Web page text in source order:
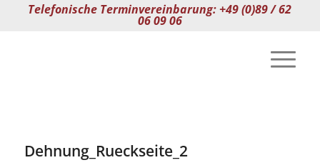
Telefonische Terminvereinbarung: +49 (0)89 / 62
06 09 06
Dehnung_Rueckseite_2